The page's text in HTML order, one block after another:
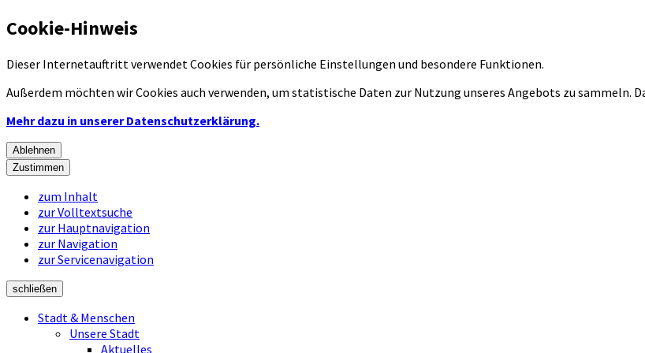
Cookie-Hinweis
Dieser Internetauftritt verwendet Cookies für persönliche Einstellungen und besondere Funktionen.
Außerdem möchten wir Cookies auch verwenden, um statistische Daten zur Nutzung unseres Angebots zu sammeln.
Mehr dazu in unserer Datenschutzerklärung.
Ablehnen
Zustimmen
zum Inhalt
zur Volltextsuche
zur Hauptnavigation
zur Navigation
zur Servicenavigation
schließen
Stadt & Menschen
Unsere Stadt
Aktuelles